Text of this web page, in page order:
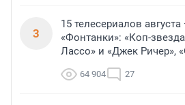
3
15 телесериалов
«Фонтанки»: «Коп-
Лассо» и «Джек Ричер»,
64 904 27